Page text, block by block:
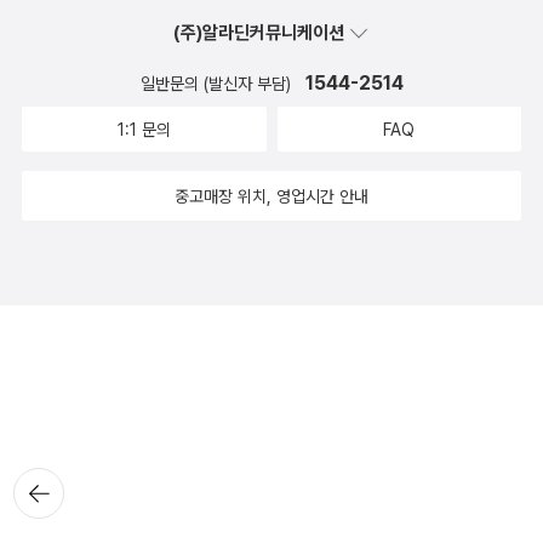
뒤로가
기
(주)알라딘커뮤니케이션
일반문의 (발신자 부담) 1544-2514
1:1 문의 FAQ
중고매장 위치, 영업시간 안내